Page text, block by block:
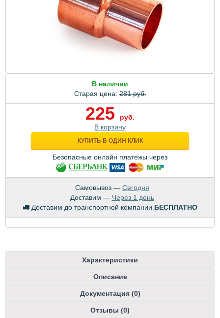
В наличии
Старая цена:281 руб.
225
руб.
В корзину
КУПИТЬ В ОДИН КЛИК
Безопасные онлайн платежы через
Самовывоз — Сегодня
Доставим — Через 1 день
Доставим до транспортной компании БЕСПЛАТНО
Характеристики
Описание
Документация (0)
Отзывы (0)